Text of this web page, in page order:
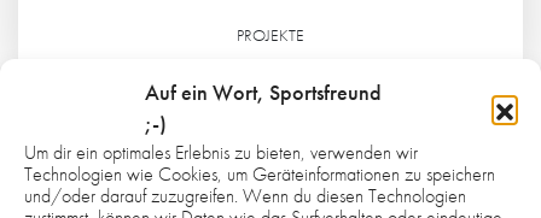
Auf ein Wort, Sportsfreund
;-)
Um dir ein optimales Erlebnis zu bieten, verwenden wir
Technologien wie Cookies, um Geräteinformationen zu speichern
und/oder darauf zuzugreifen. Wenn du diesen Technologien
PROJEKTE